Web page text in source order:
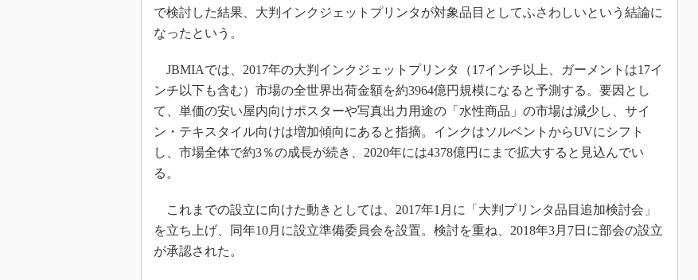
で検討した結果、大判インクジェットプリンタが対象品目としてふさわしいという結論に
なったという。
JBMIAでは、2017年の大判インクジェットプリンタ（17インチ以上、ガーメントは17イ
ンチ以下も含む）市場の全世界出荷金額を約3964億円規模になると予測する。要因とし
て、単価の安い屋内向けポスターや写真出力用途の「水性商品」の市場は減少し、サイ
ン・テキスタイル向けは増加傾向にあると指摘。インクはソルベントからUVにシフト
し、市場全体で約3％の成長が続き、2020年には4378億円にまで拡大すると見込んでい
る。
これまでの設立に向けた動きとしては、2017年1月に「大判プリンタ品目追加検討会」
を立ち上げ、同年10月に設立準備委員会を設置。検討を重ね、2018年3月7日に部会の設立
が承認された。